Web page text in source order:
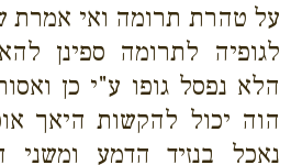
על טהרת תרומה ואי אמרת
לגופיה לתרומה ספינן
הלא נפסל גופו ע"י כן
הוה יכול להקשות היאך
נאכל בנזיד הדמע ומשני